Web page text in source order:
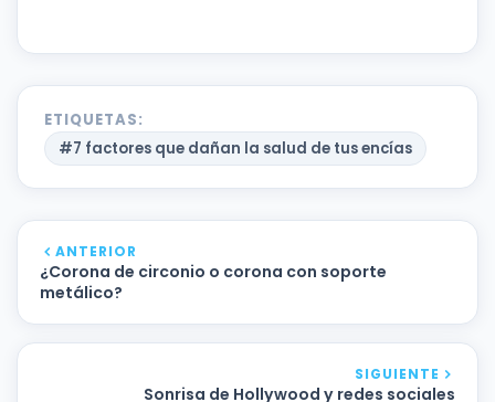
ETIQUETAS:
#7 factores que dañan la salud de tus encías
ANTERIOR
¿Corona de circonio o corona con soporte
metálico?
SIGUIENTE
Sonrisa de Hollywood y redes sociales